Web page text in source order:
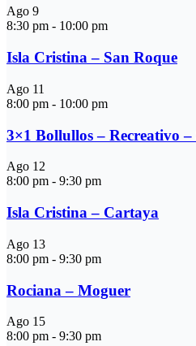
Ago 9
8:30 pm - 10:00 pm
Isla Cristina – San Roque
Ago 11
8:00 pm - 10:00 pm
3×1 Bollullos – Recreativo
Ago 12
8:00 pm - 9:30 pm
Isla Cristina – Cartaya
Ago 13
8:00 pm - 9:30 pm
Rociana – Moguer
Ago 15
8:00 pm - 9:30 pm